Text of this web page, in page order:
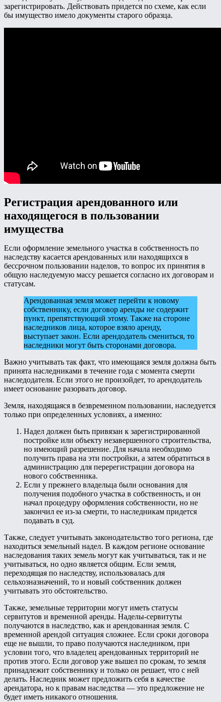
зарегистрировать. Действовать придется по схеме, как если
бы имущество имело документы старого образца.
Регистрация арендованного или
находящегося в пользовании
имущества
Если оформление земельного участка в собственность по
наследству касается арендованных или находящихся в
бессрочном пользовании наделов, то вопрос их принятия в
общую наследуемую массу решается согласно их договорам и
статусам.
Арендованная земля может перейти к новому
собственнику, если договор аренды не содержит
пункт, препятствующий этому. Также на стороне
наследников лица, которое взяло аренду,
выступает закон. Если арендодатель смениться, то
наследники могут быть сторонами договора.
Важно учитывать так факт, что имеющаяся земля должна быть
принята наследниками в течение года с момента смерти
наследодателя. Если этого не произойдет, то арендодатель
имеет основание разорвать договор.
Земля, находящаяся в безвременном пользовании, наследуется
только при определенных условиях, а именно:
Надел должен быть привязан к зарегистрированной
постройке или объекту незавершенного строительства,
но имеющий разрешение. Для начала необходимо
получить права на эти постройки, а затем обратиться в
администрацию для перерегистрации договора на
нового собственника.
Если у прежнего владельца были основания для
получения подобного участка в собственность, и он
начал процедуру оформления собственности, но не
закончил ее из-за смерти, то наследникам придется
подавать в суд.
Также, следует учитывать законодательство того региона, где
находиться земельный надел. В каждом регионе основание
наследования таких земель могут как учитываться, так и не
учитываться, но одно является общим. Если земля,
переходящая по наследству, использовалась для
сельхозназначений, то и новый собственник должен
учитывать это обстоятельство.
Также, земельные территории могут иметь статусы
сервитутов и временной аренды. Наделы-сервитуты
получаются в наследство, как и арендованная земля. С
временной арендой ситуация сложнее. Если сроки договора
еще не вышли, то право получаются наследником, при
условии того, что владелец арендованных территорий не
против этого. Если договор уже вышел по срокам, то земля
принадлежит собственнику и только он решает, что с ней
делать. Наследник может предложить себя в качестве
арендатора, но к правам наследства — это предложение не
будет иметь никакого отношения.